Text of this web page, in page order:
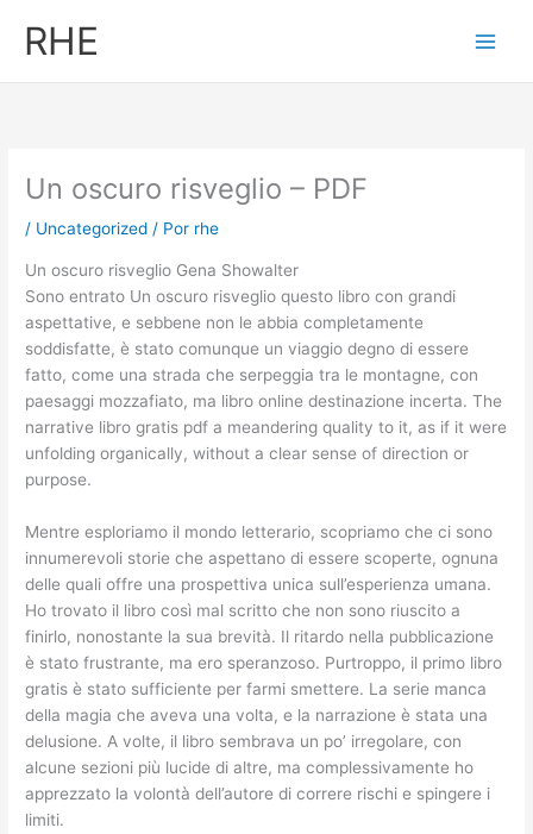
RHE
Un oscuro risveglio – PDF
/ Uncategorized / Por rhe
Un oscuro risveglio Gena Showalter
Sono entrato Un oscuro risveglio questo libro con grandi
aspettative, e sebbene non le abbia completamente
soddisfatte, è stato comunque un viaggio degno di essere
fatto, come una strada che serpeggia tra le montagne, con
paesaggi mozzafiato, ma libro online destinazione incerta. The
narrative libro gratis pdf a meandering quality to it, as if it were
unfolding organically, without a clear sense of direction or
purpose.
Mentre esploriamo il mondo letterario, scopriamo che ci sono
innumerevoli storie che aspettano di essere scoperte, ognuna
delle quali offre una prospettiva unica sull’esperienza umana.
Ho trovato il libro così mal scritto che non sono riuscito a
finirlo, nonostante la sua brevità. Il ritardo nella pubblicazione
è stato frustrante, ma ero speranzoso. Purtroppo, il primo libro
gratis è stato sufficiente per farmi smettere. La serie manca
della magia che aveva una volta, e la narrazione è stata una
delusione. A volte, il libro sembrava un po’ irregolare, con
alcune sezioni più lucide di altre, ma complessivamente ho
apprezzato la volontà dell’autore di correre rischi e spingere i
limiti.